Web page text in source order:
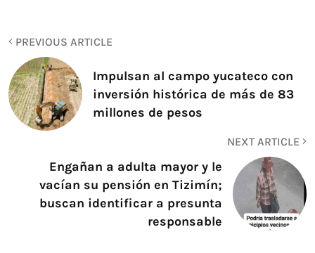
PREVIOUS ARTICLE
Impulsan al campo yucateco con
inversión histórica de más de 83
millones de pesos
NEXT ARTICLE
Engañan a adulta mayor y le
vacían su pensión en Tizimín;
buscan identificar a presunta
responsable